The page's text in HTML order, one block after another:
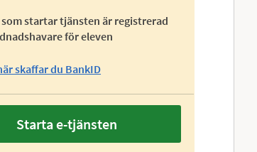
som startar tjänsten är registrerad
för eleven
skaffar du BankID
Starta e-tjänsten